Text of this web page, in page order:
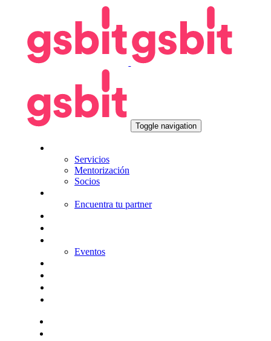
primary
navigation
Toggle navigation
Servicios
Mentorización
Socios
Encuentra tu partner
Eventos